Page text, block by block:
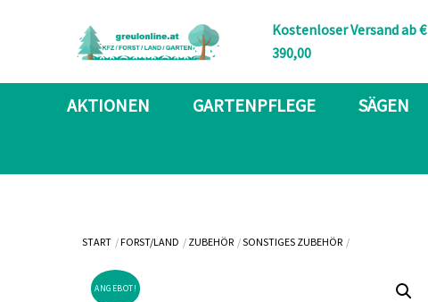
Kostenloser Versand ab €
390,00
AKTIONEN GARTENPFLEGE SÄGEN
START FORST/LAND ZUBEHÖR SONSTIGES ZUBEHÖR
ANGEBOT!